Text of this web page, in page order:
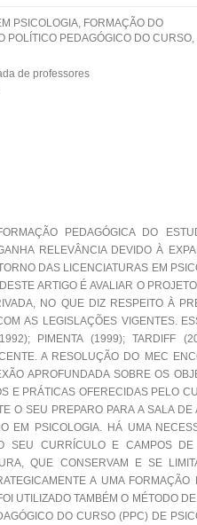
PSICOLOGIA, FORMAÇÃO DO
POLÍTICO PEDAGÓGICO DO CURSO,
de professores
PEDAGÓGICA DO
RELEVÂNCIA DEVIDO À
DAS LICENCIATURAS EM
ARTIGO É AVALIAR O
NO QUE DIZ RESPEITO À
AS LEGISLAÇÕES VIGENTES.
PIMENTA (1999); TARDIFF
A RESOLUÇÃO DO MEC
APROFUNDADA SOBRE OS
E PRÁTICAS OFERECIDAS PELO
O SEU PREPARO PARA A SALA DE
EM PSICOLOGIA. HÁ UMA
SEU CURRÍCULO E CAMPOS DE
QUE CONSERVAM E SE
A UMA FORMAÇÃO
UTILIZADO TAMBÉM O MÉTODO
DO CURSO (PPC) DE